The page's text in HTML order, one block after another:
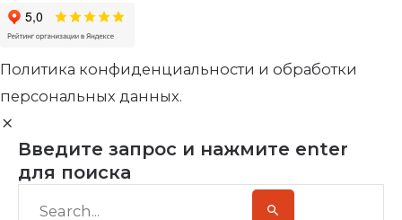
Политика конфиденциальности и обработки
персональных данных.
Введите запрос и нажмите enter
для поиска